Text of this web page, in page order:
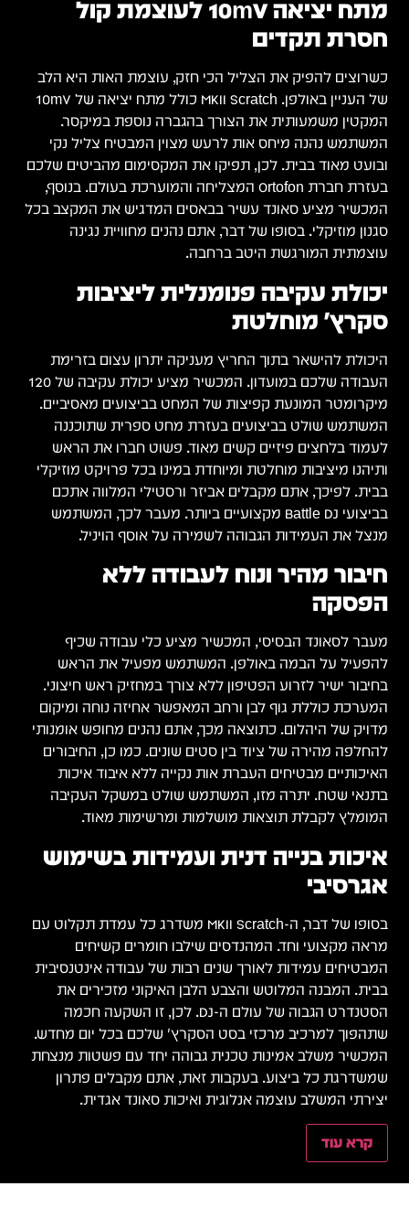
מתח יציאה 10mV לעוצמת קול
חסרת תקדים
כשרוצים להפיק את הצליל הכי חזק, עוצמת האות היא הלב
של העניין באולפן. MKII Scratch כולל מתח יציאה של 10mV
המקטין משמעותית את הצורך בהגברה נוספת במיקסר.
המשתמש נהנה מיחס אות לרעש מצוין המבטיח צליל נקי
ובועט מאוד בבית. לכן, תפיקו את המקסימום מהביטים שלכם
בעזרת חברת Ortofon המצליחה והמוערכת בעולם. בנוסף,
המכשיר מציע סאונד עשיר בבאסים המדגיש את המקצב בכל
סגנון מוזיקלי. בסופו של דבר, אתם נהנים מחוויית נגינה
עוצמתית המורגשת היטב ברחבה.
יכולת עקיבה פנומנלית ליציבות
סקרץ' מוחלטת
היכולת להישאר בתוך החריץ מעניקה יתרון עצום בזרימת
העבודה שלכם במועדון. המכשיר מציע יכולת עקיבה של 120
מיקרומטר המונעת קפיצות של המחט בביצועים מאסיביים.
המשתמש שולט בביצועים בעזרת מחט ספרית שתוכננה
לעמוד בלחצים פיזיים קשים מאוד. פשוט חברו את הראש
ותיהנו מיציבות מוחלטת ומיוחדת במינו בכל פרויקט מוזיקלי
בבית. לפיכך, אתם מקבלים אביזר ורסטילי המלווה אתכם
בביצועי Battle DJ מקצועיים ביותר. מעבר לכך, המשתמש
מנצל את העמידות הגבוהה לשמירה על אוסף הויניל.
חיבור מהיר ונוח לעבודה ללא
הפסקה
מעבר לסאונד הבסיסי, המכשיר מציע כלי עבודה שכיף
להפעיל על הבמה באולפן. המשתמש מפעיל את הראש
בחיבור ישיר לזרוע הפטיפון ללא צורך במחזיק ראש חיצוני.
המערכת כוללת גוף לבן ורחב המאפשר אחיזה נוחה ומיקום
מדויק של היהלום. כתוצאה מכך, אתם נהנים מחופש אומנותי
להחלפה מהירה של ציוד בין סטים שונים. כמו כן, החיבורים
האיכותיים מבטיחים העברת אות נקייה ללא איבוד איכות
בתנאי שטח. יתרה מזו, המשתמש שולט במשקל העקיבה
המומלץ לקבלת תוצאות מושלמות ומרשימות מאוד.
איכות בנייה דנית ועמידות בשימוש
אגרסיבי
בסופו של דבר, ה-MKII Scratch משדרג כל עמדת תקלוט עם
מראה מקצועי וחד. המהנדסים שילבו חומרים קשיחים
המבטיחים עמידות לאורך שנים רבות של עבודה אינטנסיבית
בבית. המבנה המלוטש והצבע הלבן האיקוני מזכירים את
הסטנדרט הגבוה של עולם ה-DJ. לכן, זו השקעה חכמה
שתהפוך למרכיב מרכזי בסט הסקרץ' שלכם בכל יום מחדש.
המכשיר משלב אמינות טכנית גבוהה יחד עם פשטות מנצחת
שמשדרגת כל ביצוע. בעקבות זאת, אתם מקבלים פתרון
יצירתי המשלב עוצמה אנלוגית ואיכות סאונד אגדית.
קרא עוד